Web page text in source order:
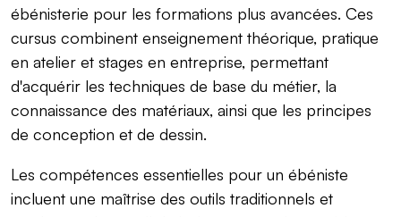
ébénisterie pour les formations plus avancées. Ces
cursus combinent enseignement théorique, pratique
en atelier et stages en entreprise, permettant
d'acquérir les techniques de base du métier, la
connaissance des matériaux, ainsi que les principes
de conception et de dessin.
Les compétences essentielles pour un ébéniste
incluent une maîtrise des outils traditionnels et